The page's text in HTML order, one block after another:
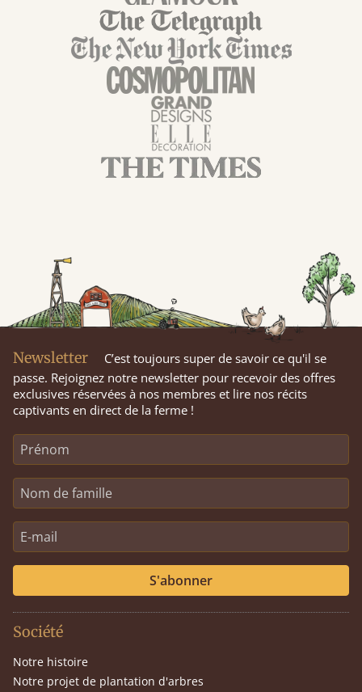
Newsletter
C’est toujours super de savoir ce qu'il se
passe. Rejoignez notre newsletter pour recevoir des offres
exclusives réservées à nos membres et lire nos récits
captivants en direct de la ferme !
S'abonner
Société
Notre histoire
Notre projet de plantation d'arbres